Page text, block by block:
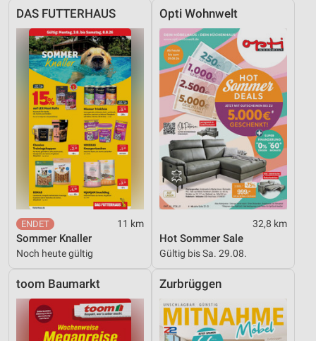
DAS FUTTERHAUS
11 km
Sommer Knaller
Noch heute gültig
Opti Wohnwelt
32,8 km
Hot Sommer Sale
Gültig bis Sa. 29.08.
toom Baumarkt Zurbrüggen